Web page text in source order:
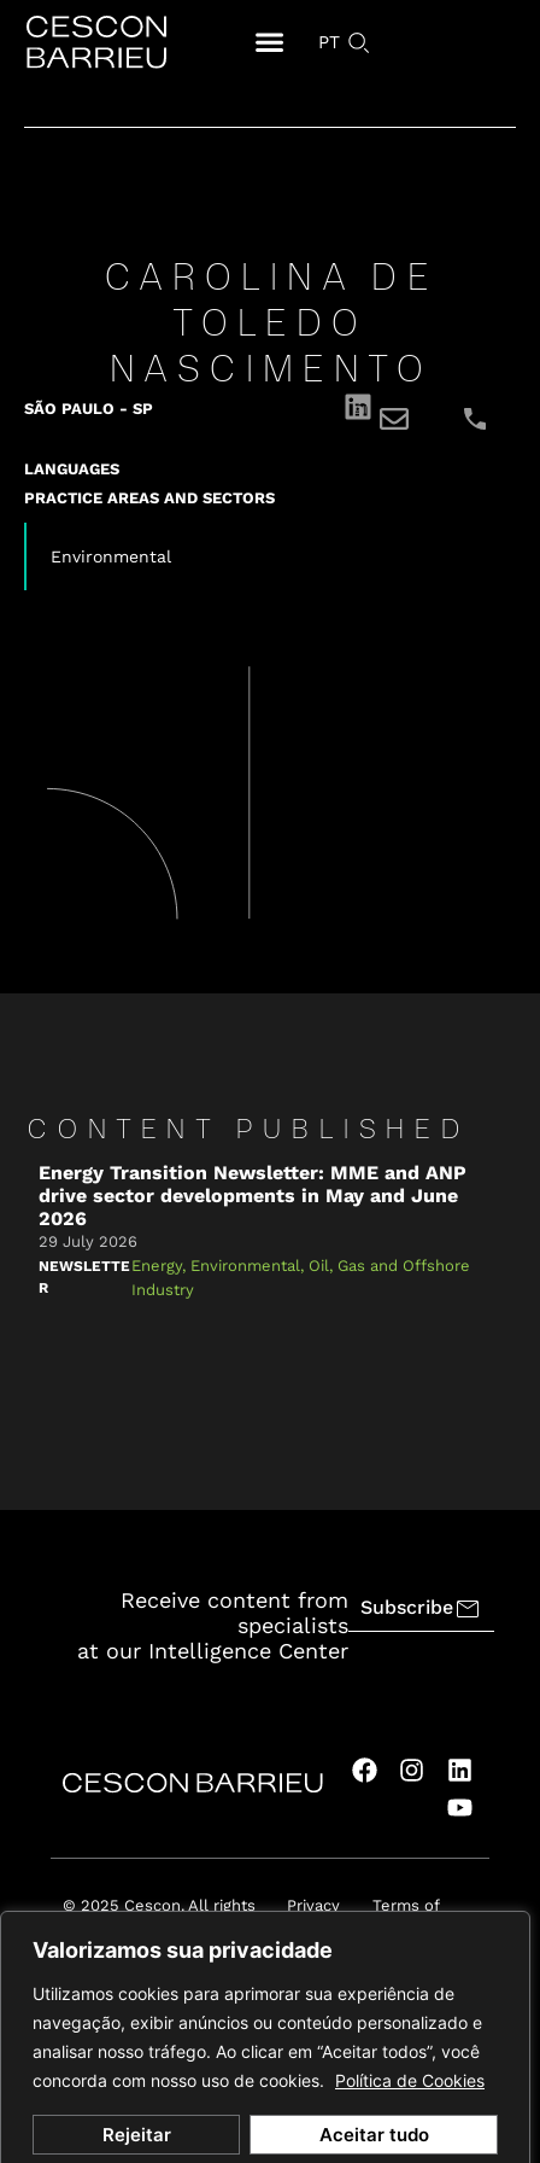
Valorizamos sua privacidade
Utilizamos cookies para aprimorar sua experiência de
navegação, exibir anúncios ou conteúdo personalizado e
analisar nosso tráfego. Ao clicar em “Aceitar todos”, você
concorda com nosso uso de cookies.
Política de Cookies
Rejeitar Aceitar tudo
PT
CAROLINA DE
TOLEDO
NASCIMENTO
SÃO PAULO - SP
LANGUAGES
PRACTICE AREAS AND SECTORS
Environmental
CONTENT PUBLISHED
Energy Transition Newsletter: MME and ANP
drive sector developments in May and June
2026
29 July 2026
NEWSLETTE
R
Energy, Environmental, Oil, Gas and Offshore
Industry
Receive content from
specialists
at our Intelligence Center
Subscribe
© 2025 Cescon. All rights
Privacy
Terms of